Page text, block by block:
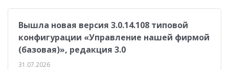
Вышла новая версия 3.0.14.108 типовой
конфигурации «Управление нашей фирмой
(базовая)», редакция 3.0
31.07.2026